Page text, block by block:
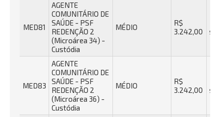
MED81
AGENTE
COMUNITÁRIO DE
SAÚDE - PSF
REDENÇÃO 2
(Microárea 34) -
Custódia
MÉDIO
R$
3.242,00
MED83
AGENTE
COMUNITÁRIO DE
SAÚDE - PSF
REDENÇÃO 2
(Microárea 36) -
Custódia
MÉDIO
R$
3.242,00